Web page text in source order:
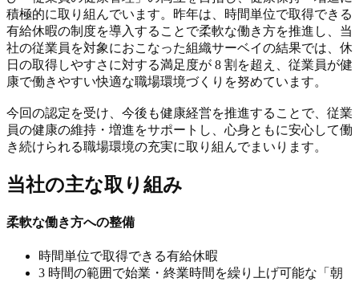
積極的に取り組んでいます。昨年は、時間単位で取得できる
有給休暇の制度を導入することで柔軟な働き方を推進し、当
社の従業員を対象におこなった組織サーベイの結果では、休
日の取得しやすさに対する満足度が 8 割を超え、従業員が健
康で働きやすい快適な職場環境づくりを努めています。
今回の認定を受け、今後も健康経営を推進することで、従業
員の健康の維持・増進をサポートし、心身ともに安心して働
き続けられる職場環境の充実に取り組んでまいります。
当社の主な取り組み
柔軟な働き方への整備
時間単位で取得できる有給休暇
3 時間の範囲で始業・終業時間を繰り上げ可能な「朝